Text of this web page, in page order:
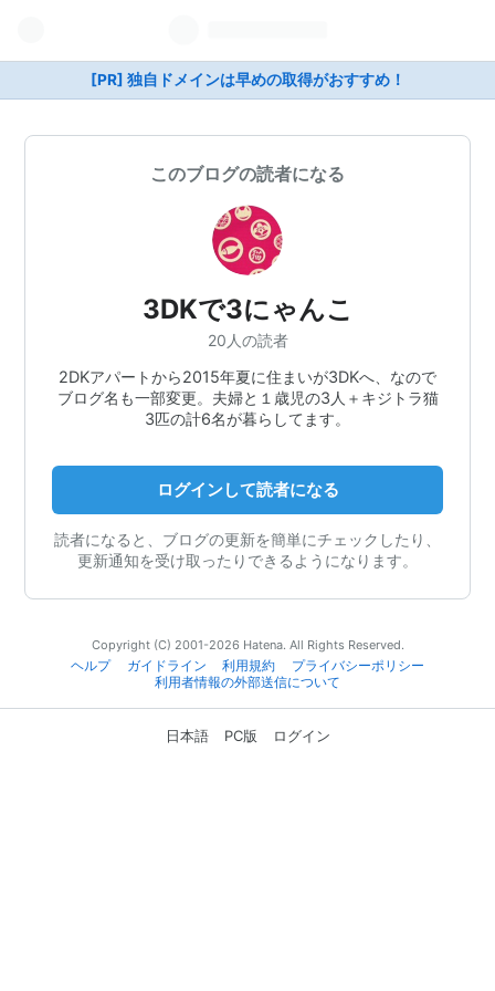
[PR] 独自ドメインは早めの取得がおすすめ！
このブログの読者になる
3DKで3にゃんこ
20人の読者
2DKアパートから2015年夏に住まいが3DKへ、なので
ブログ名も一部変更。夫婦と１歳児の3人＋キジトラ猫
3匹の計6名が暮らしてます。
ログインして読者になる
読者になると、ブログの更新を簡単にチェックしたり、
更新通知を受け取ったりできるようになります。
Copyright (C) 2001-2026 Hatena. All Rights Reserved.
ヘルプ
ガイドライン 利用規約
プライバシーポリシー
利用者情報の外部送信について
日本語 PC版 ログイン